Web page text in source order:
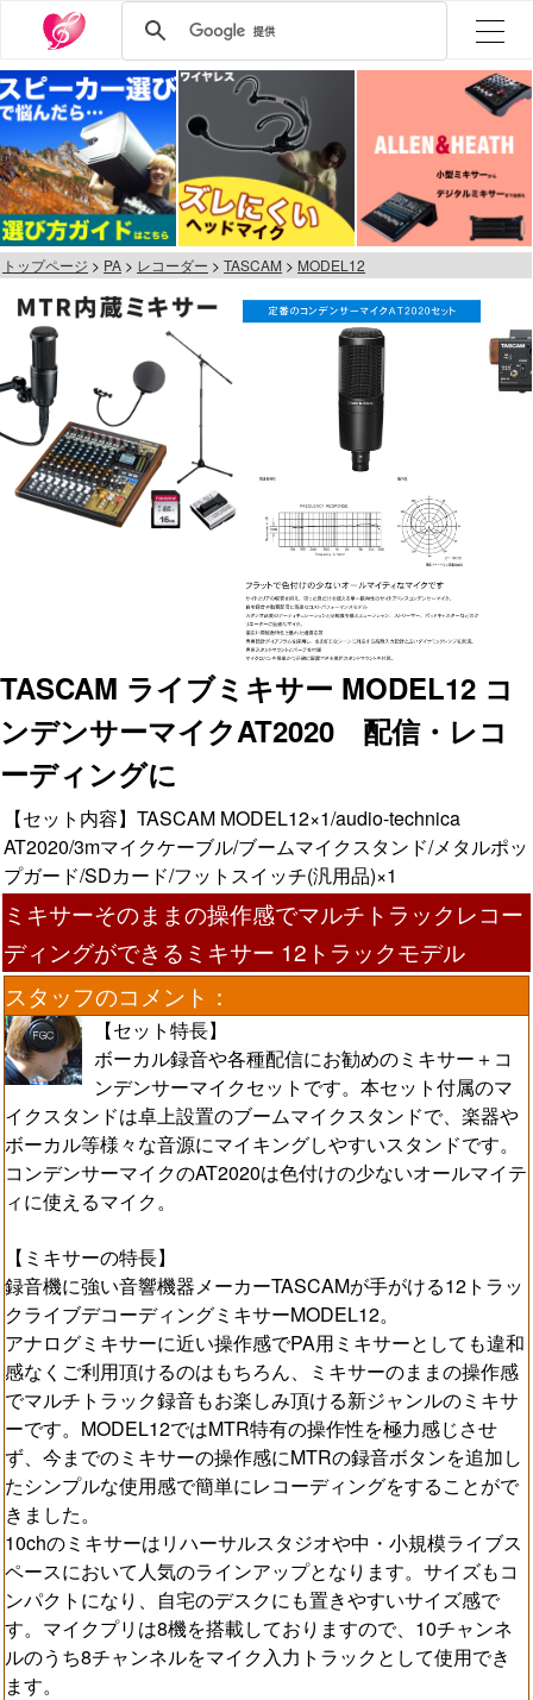
トップページ PA レコーダー TASCAM MODEL12
TASCAM ライブミキサー MODEL12 コ
ンデンサーマイクAT2020 配信・レコ
ーディングに
【セット内容】TASCAM MODEL12×1/audio-technica
AT2020/3mマイクケーブル/ブームマイクスタンド/メタルポッ
プガード/SDカード/フットスイッチ(汎用品)×1
ミキサーそのままの操作感でマルチトラックレコー
ディングができるミキサー 12トラックモデル
スタッフのコメント：
【セット特長】
ボーカル録音や各種配信にお勧めのミキサー＋コ
ンデンサーマイクセットです。本セット付属のマ
イクスタンドは卓上設置のブームマイクスタンドで、楽器や
ボーカル等様々な音源にマイキングしやすいスタンドです。
コンデンサーマイクのAT2020は色付けの少ないオールマイテ
ィに使えるマイク。
【ミキサーの特長】
録音機に強い音響機器メーカーTASCAMが手がける12トラッ
クライブデコーディングミキサーMODEL12。
アナログミキサーに近い操作感でPA用ミキサーとしても違和
感なくご利用頂けるのはもちろん、ミキサーのままの操作感
でマルチトラック録音もお楽しみ頂ける新ジャンルのミキサ
ーです。MODEL12ではMTR特有の操作性を極力感じさせ
ず、今までのミキサーの操作感にMTRの録音ボタンを追加し
たシンプルな使用感で簡単にレコーディングをすることがで
きました。
10chのミキサーはリハーサルスタジオや中・小規模ライブス
ペースにおいて人気のラインアップとなります。サイズもコ
ンパクトになり、自宅のデスクにも置きやすいサイズ感で
す。マイクプリは8機を搭載しておりますので、10チャンネ
ルのうち8チャンネルをマイク入力トラックとして使用でき
ます。